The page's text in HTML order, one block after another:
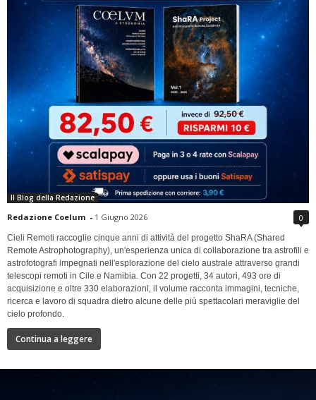
Il Blog della Redazione
Redazione Coelum - 1 Giugno 2026 0
Cieli Remoti raccoglie cinque anni di attività del progetto ShaRA (Shared
Remote Astrophotography), un'esperienza unica di collaborazione tra astrofili e
astrofotografi impegnati nell'esplorazione del cielo australe attraverso grandi
telescopi remoti in Cile e Namibia. Con 22 progetti, 34 autori, 493 ore di
acquisizione e oltre 330 elaborazioni, il volume racconta immagini, tecniche,
ricerca e lavoro di squadra dietro alcune delle più spettacolari meraviglie del
cielo profondo.
Continua a leggere